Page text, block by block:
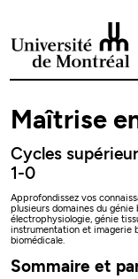
Maîtrise
Cycles
1-0
Approfondissez vos
plusieurs domaines du
électrophysiologie, génie
instrumentation et imagerie
biomédicale.
Sommaire et